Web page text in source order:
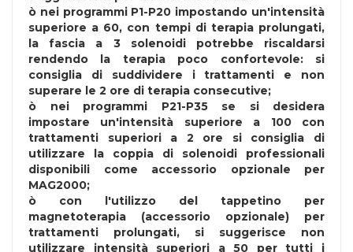
ò nei programmi P1-P20 impostando un'intensità
superiore a 60, con tempi di terapia prolungati,
la fascia a 3 solenoidi potrebbe riscaldarsi
rendendo la terapia poco confortevole: si
consiglia di suddividere i trattamenti e non
superare le 2 ore di terapia consecutive;
ò nei programmi P21-P35 se si desidera
impostare un'intensità superiore a 100 con
trattamenti superiori a 2 ore si consiglia di
utilizzare la coppia di solenoidi professionali
disponibili come accessorio opzionale per
MAG2000;
ò con l'utilizzo del tappetino per
magnetoterapia (accessorio opzionale) per
trattamenti prolungati, si suggerisce non
utilizzare intensità superiori a 50 per tutti i